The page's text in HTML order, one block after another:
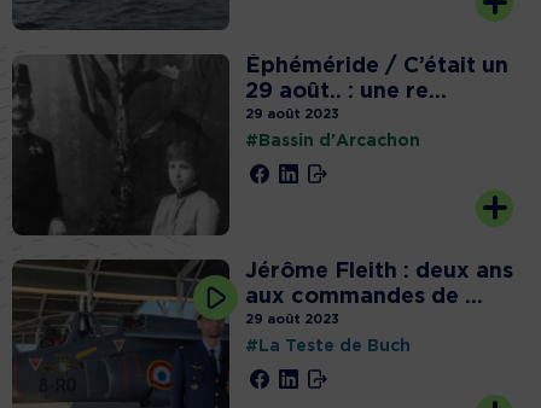
Éphéméride / C’était un
29 août.. : une re...
29 août 2023
#Bassin d'Arcachon
Jérôme Fleith : deux ans
aux commandes de ...
29 août 2023
#La Teste de Buch